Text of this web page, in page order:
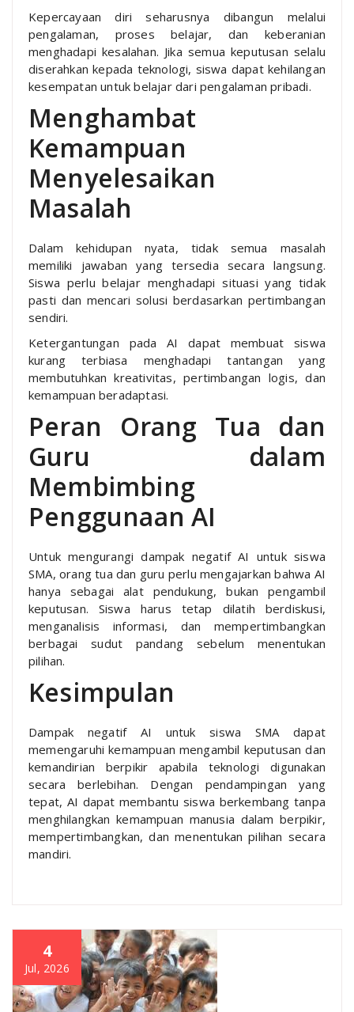
Kepercayaan diri seharusnya dibangun melalui
pengalaman, proses belajar, dan keberanian
menghadapi kesalahan. Jika semua keputusan selalu
diserahkan kepada teknologi, siswa dapat kehilangan
kesempatan untuk belajar dari pengalaman pribadi.
Menghambat
Kemampuan
Menyelesaikan
Masalah
Dalam kehidupan nyata, tidak semua masalah
memiliki jawaban yang tersedia secara langsung.
Siswa perlu belajar menghadapi situasi yang tidak
pasti dan mencari solusi berdasarkan pertimbangan
sendiri.
Ketergantungan pada AI dapat membuat siswa
kurang terbiasa menghadapi tantangan yang
membutuhkan kreativitas, pertimbangan logis, dan
kemampuan beradaptasi.
Peran Orang Tua dan
Guru dalam
Membimbing
Penggunaan AI
Untuk mengurangi dampak negatif AI untuk siswa
SMA, orang tua dan guru perlu mengajarkan bahwa AI
hanya sebagai alat pendukung, bukan pengambil
keputusan. Siswa harus tetap dilatih berdiskusi,
menganalisis informasi, dan mempertimbangkan
berbagai sudut pandang sebelum menentukan
pilihan.
Kesimpulan
Dampak negatif AI untuk siswa SMA dapat
memengaruhi kemampuan mengambil keputusan dan
kemandirian berpikir apabila teknologi digunakan
secara berlebihan. Dengan pendampingan yang
tepat, AI dapat membantu siswa berkembang tanpa
menghilangkan kemampuan manusia dalam berpikir,
mempertimbangkan, dan menentukan pilihan secara
mandiri.
4
Jul, 2026